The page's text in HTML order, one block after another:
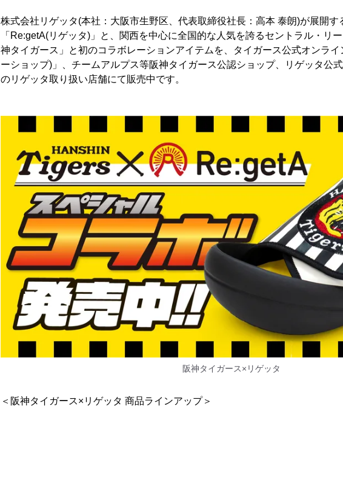
株式会社リゲッタ(本社：大阪市生野区、代表取締役社長：高本 泰朗)が展開す
「Re:getA(リゲッタ)」と、関西を中心に全国的な人気を誇るセントラル・リ
神タイガース」と初のコラボレーションアイテムを、タイガース公式オンライ
ーショップ)」、チームアルプス等阪神タイガース公認ショップ、リゲッタ公
のリゲッタ取り扱い店舗にて販売中です。
阪神タイガース×リゲッタ
＜阪神タイガース×リゲッタ 商品ラインアップ＞